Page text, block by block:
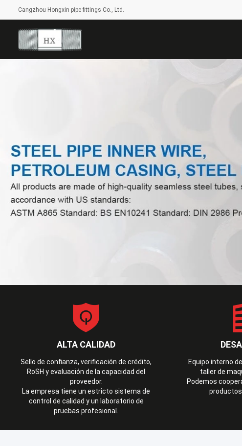
Cangzhou Hongxin pipe fittings Co., Ltd.
ALTA CALIDAD
Sello de confianza, verificación de crédito,
RoSH y evaluación de la capacidad del
proveedor.
La empresa tiene un estricto sistema de
control de calidad y un laboratorio de
pruebas profesional.
Equipo interno
taller de
Podemos